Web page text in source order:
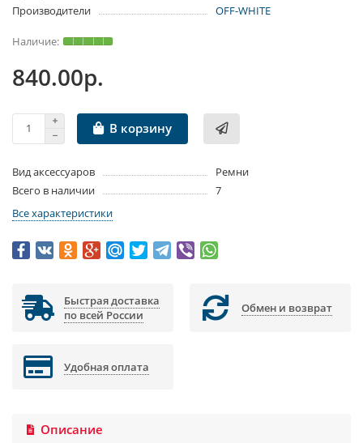
Производители
OFF-WHITE
840.00р.
В корзину
Вид аксессуаров
Ремни
Всего в наличии
7
Все характеристики
Быстрая доставка
по всей России
Обмен и возврат
Удобная оплата
Описание